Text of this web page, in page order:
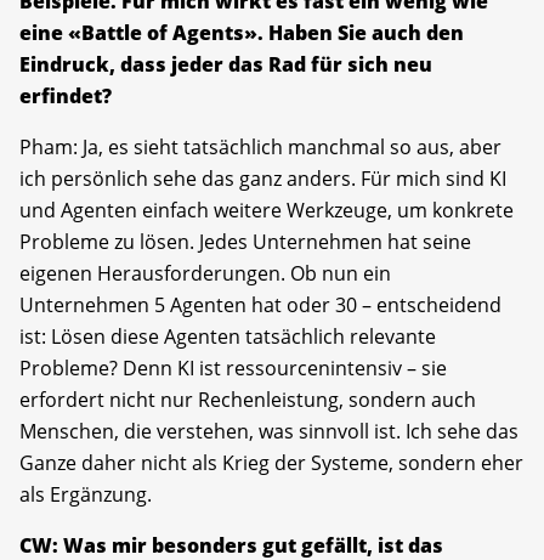
eine «Battle of Agents». Haben Sie auch den
Eindruck, dass jeder das Rad für sich neu
erfindet?
Pham: Ja, es sieht tatsächlich manchmal so aus, aber
ich persönlich sehe das ganz anders. Für mich sind KI
und Agenten einfach weitere Werkzeuge, um konkrete
Probleme zu lösen. Jedes Unternehmen hat seine
eigenen Herausforderungen. Ob nun ein
Unternehmen 5 Agenten hat oder 30 – entscheidend
ist: Lösen diese Agenten tatsächlich relevante
Probleme? Denn KI ist ressourcenintensiv – sie
erfordert nicht nur Rechenleistung, sondern auch
Menschen, die verstehen, was sinnvoll ist. Ich sehe das
Ganze daher nicht als Krieg der Systeme, sondern eher
als Ergänzung.
CW: Was mir besonders gut gefällt, ist das